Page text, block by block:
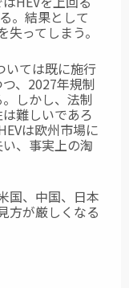
。結果として
失ってしまう。
いては既に施行
、2027年規制
しかし、法制
難しいであろ
は欧州市場に
、事実上の淘
国、中国、日本
方が厳しくなる